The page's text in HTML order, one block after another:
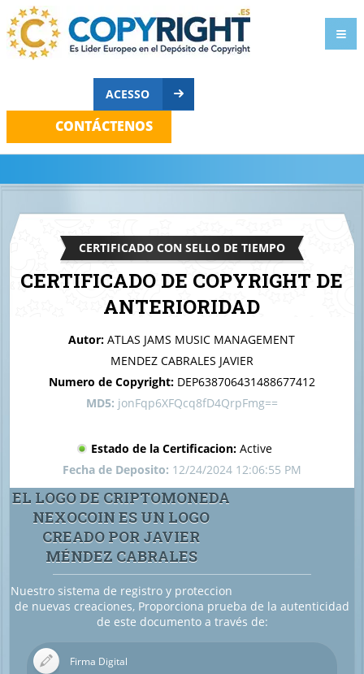
ACESSO
CONTÁCTENOS
CERTIFICADO CON SELLO DE TIEMPO
CERTIFICADO DE COPYRIGHT DE
ANTERIORIDAD
Logo de criptomoneda Nexocoin
Autor: ATLAS JAMS MUSIC MANAGEMENT
MENDEZ CABRALES JAVIER
Numero de Copyright: DEP638706431488677412
MD5: jonFqp6XFQcq8fD4QrpFmg==
Estado de la Certificacion: Active
Fecha de Deposito: 12/24/2024 12:06:55 PM
EL LOGO DE CRIPTOMONEDA
NEXOCOIN ES UN LOGO
CREADO POR JAVIER
MÉNDEZ CABRALES
Nuestro sistema de registro y proteccion
de nuevas creaciones, Proporciona prueba de la autenticidad
de este documento a través de:
Firma Digital